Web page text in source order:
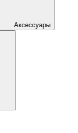
Аксессуары